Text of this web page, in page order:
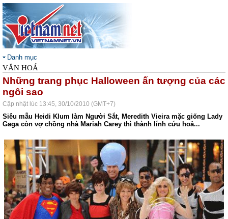
Danh mục
VĂN HOÁ
Những trang phục Halloween ấn tượng của các
ngôi sao
Cập nhật lúc 13:45, 30/10/2010 (GMT+7)
Siêu mẫu Heidi Klum làm Người Sắt, Meredith Vieira mặc giống Lady
Gaga còn vợ chồng nhà Mariah Carey thì thành lính cứu hoả...